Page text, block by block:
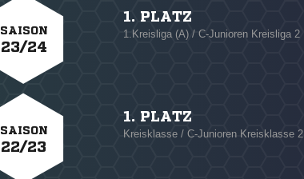
SAISON
23/24
1. PLATZ
1.Kreisliga (A) / C-Junioren Kreisliga 2
SAISON
22/23
1. PLATZ
Kreisklasse / C-Junioren Kreisklasse 2